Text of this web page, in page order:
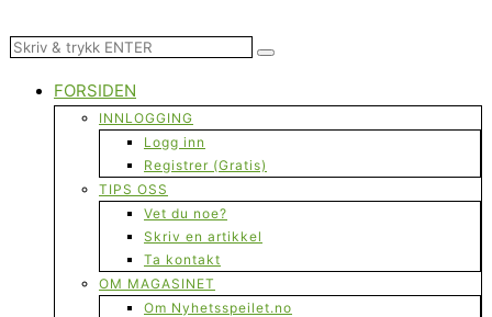
FORSIDEN
INNLOGGING
Logg inn
Registrer (Gratis)
TIPS OSS
Vet du noe?
Skriv en artikkel
Ta kontakt
OM MAGASINET
Om Nyhetsspeilet.no